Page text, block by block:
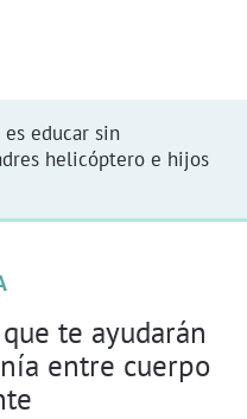
educar sin
helicóptero e hijos
te ayudarán
entre cuerpo